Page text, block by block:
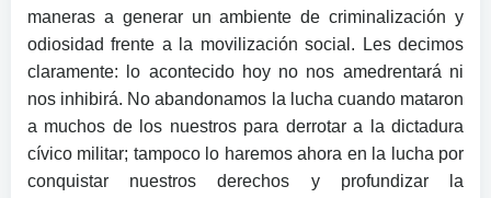
maneras a generar un ambiente de criminalización y
odiosidad frente a la movilización social. Les decimos
claramente: lo acontecido hoy no nos amedrentará ni
nos inhibirá. No abandonamos la lucha cuando mataron
a muchos de los nuestros para derrotar a la dictadura
cívico militar; tampoco lo haremos ahora en la lucha por
conquistar nuestros derechos y profundizar la